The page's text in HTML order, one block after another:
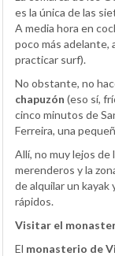
es la única de las
A media hora en
poco más adelante,
practicar surf).
No obstante, no
chapuzón (eso sí,
cinco minutos de
Ferreira, una
Allí, no muy lejos
merenderos y la
de alquilar un kayak
rápidos.
Visitar el
El monasterio de